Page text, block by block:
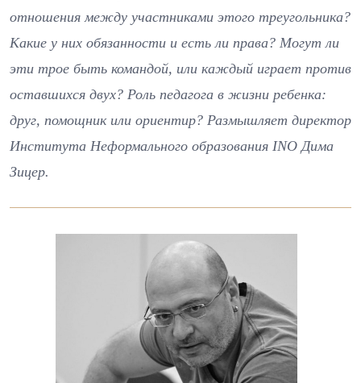
отношения между участниками этого треугольника?
Какие у них обязанности и есть ли права? Могут ли
эти трое быть командой, или каждый играет против
оставшихся двух? Роль педагога в жизни ребенка:
друг, помощник или ориентир? Размышляет директор
Института Неформального образования INO Дима
Зицер.